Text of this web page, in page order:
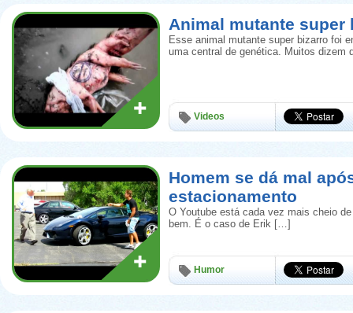
Animal mutante
Esse animal mutante super bizarro foi
uma central de genética. Muitos dizem
Videos
Homem se dá mal
estacionamento
O Youtube está cada vez mais cheio
bem. É o caso de Erik […]
Humor